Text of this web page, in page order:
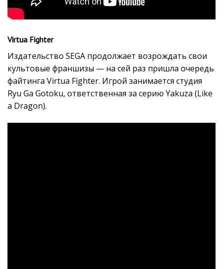
Virtua Fighter
Издательство SEGA продолжает возрождать свои
культовые франшизы — на сей раз пришла очередь
файтинга Virtua Fighter. Игрой занимается студия
Ryu Ga Gotoku, ответственная за серию Yakuza (Like
a Dragon).